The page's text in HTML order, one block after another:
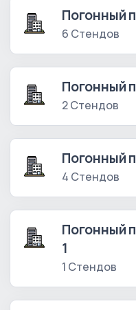
Погонный
6 Стендов
Погонный
2 Стендов
Погонный
4 Стендов
Погонный
1
1 Стендов